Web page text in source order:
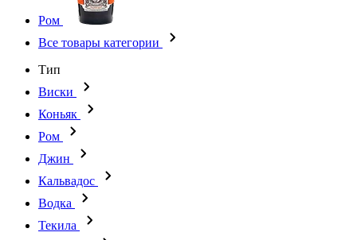
Ром
Все товары категории
Тип
Виски
Коньяк
Ром
Джин
Кальвадос
Водка
Текила